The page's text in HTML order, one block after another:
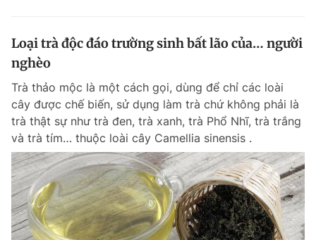
Loại trà độc đáo trường sinh bất lão của… người
nghèo
Trà thảo mộc là một cách gọi, dùng để chỉ các loài
cây được chế biến, sử dụng làm trà chứ không phải là
trà thật sự như trà đen, trà xanh, trà Phổ Nhĩ, trà trắng
và trà tím… thuộc loài cây Camellia sinensis .